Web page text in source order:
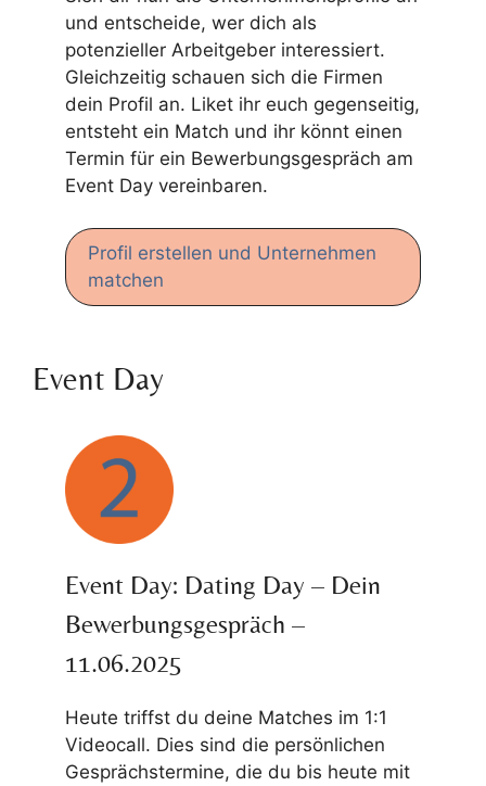
und entscheide, wer dich als
potenzieller Arbeitgeber interessiert.
Gleichzeitig schauen sich die Firmen
dein Profil an. Liket ihr euch gegenseitig,
entsteht ein Match und ihr könnt einen
Termin für ein Bewerbungsgespräch am
Event Day vereinbaren.
Profil erstellen und Unternehmen
matchen
Event Day
Event Day: Dating Day – Dein
Bewerbungsgespräch –
11.06.2025
Heute triffst du deine Matches im 1:1
Videocall. Dies sind die persönlichen
Gesprächstermine, die du bis heute mit